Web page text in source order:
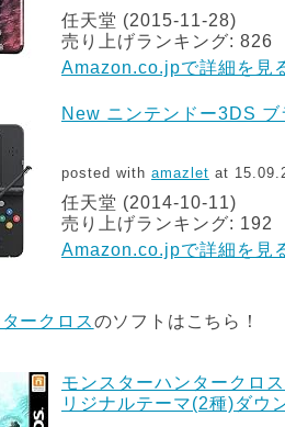
任天堂 (2015-11-28)
売り上げランキング: 826
Amazon.co.jpで詳細を見
New ニンテンドー3DS ブ
posted with amazlet at
任天堂 (2014-10-11)
売り上げランキング: 192
Amazon.co.jpで詳細を見
ークロスのソフトはこちら！
モンスターハンタークロ
リジナルテーマ(2種)ダウ